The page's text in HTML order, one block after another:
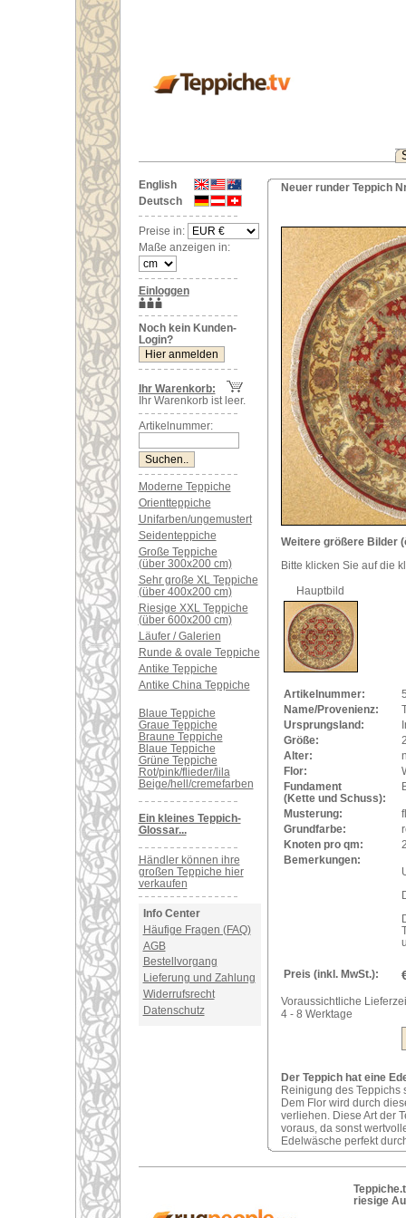
English
Deutsch
Preise in:
Maße anzeigen in:
Einloggen
Noch kein Kunden-
Login?
Ihr Warenkorb:
Ihr Warenkorb ist leer.
Artikelnummer:
Moderne Teppiche
Orientteppiche
Unifarben/ungemustert
Seidenteppiche
Große Teppiche
(über 300x200 cm)
Sehr große XL Teppiche
(über 400x200 cm)
Riesige XXL Teppiche
(über 600x200 cm)
Läufer / Galerien
Runde & ovale Teppiche
Antike Teppiche
Antike China Teppiche
Blaue Teppiche
Graue Teppiche
Braune Teppiche
Blaue Teppiche
Grüne Teppiche
Rot/pink/flieder/lila
Beige/hell/cremefarben
Ein kleines Teppich-
Glossar...
Händler können ihre
großen Teppiche hier
verkaufen
Info Center
Häufige Fragen (FAQ)
AGB
Bestellvorgang
Lieferung und Zahlung
Widerrufsrecht
Datenschutz
Neuer runder Teppich
Weitere größere Bilder
Bitte klicken Sie auf die
Hauptbild
Artikelnummer:
Name/Provenienz:
Ursprungsland:
Größe:
Alter:
Flor:
Fundament
(Kette und Schuss):
Musterung:
Grundfarbe:
Knoten pro qm:
Bemerkungen:
Preis (inkl. MwSt.):
Voraussichtliche
4 - 8 Werktage
Der Teppich hat eine
Reinigung des Teppichs
Dem Flor wird durch
verliehen. Diese Art der
voraus, da sonst
Edelwäsche perfekt
riesige